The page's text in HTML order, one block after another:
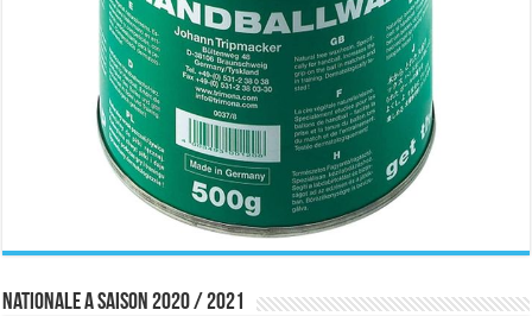
Nationale A saison 2020 / 2021